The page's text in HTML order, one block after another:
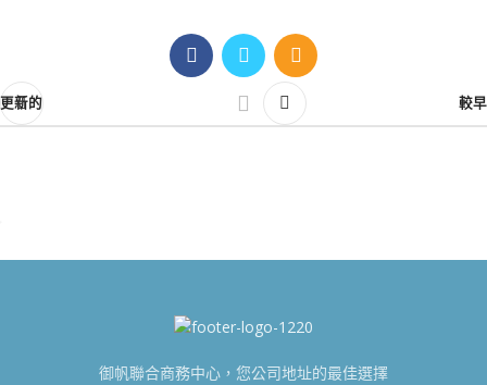
更新的 較早
御帆聯合商務中心，您公司地址的最佳選擇